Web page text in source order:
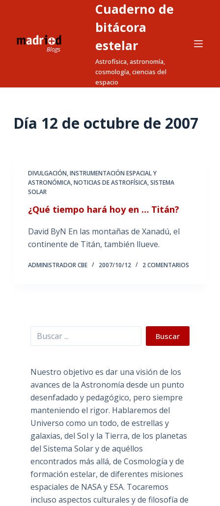
a
Cuaderno de
bitácora
estelar
Astrofísica, astronomía,
cosmología, ciencias del
espacio
Día 12 de octubre de 2007
DIVULGACIÓN,INSTRUMENTACIÓN ESPACIAL Y
ASTRONÓMICA,NOTICIAS DE ASTROFÍSICA,SISTEMA
SOLAR
¿Qué tiempo hará hoy en … Titán?
David ByN En las montañas de Xanadú, el
continente de Titán, también llueve.
ADMINISTRADOR CBE 2007/10/12 2 COMENTARIOS
Buscar Buscar
Nuestro objetivo es dar una visión de los
avances de la Astronomía desde un punto
desenfadado y pedagógico, pero siempre
manteniendo el rigor. Hablaremos del
Universo como un todo, de estrellas y
galaxias, del Sol y la Tierra, de los planetas
del Sistema Solar y de aquéllos
encontrados más allá, de Cosmología y de
formación estelar, de diferentes misiones
espaciales de NASA y ESA. Tocaremos
incluso aspectos culturales y de filosofía de